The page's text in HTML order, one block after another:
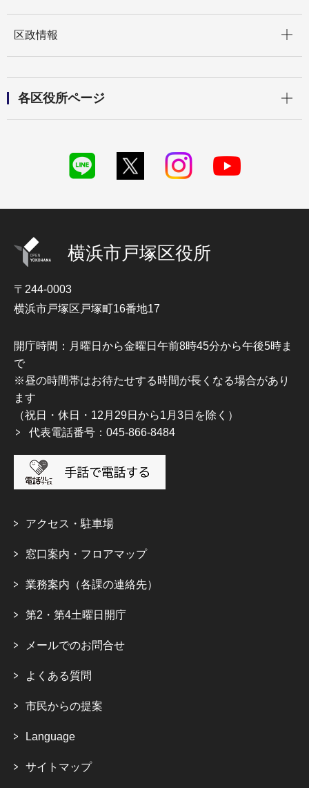
区政情報
各区役所ページ
横浜市戸塚区役所
〒244-0003
横浜市戸塚区戸塚町16番地17
開庁時間：月曜日から金曜日午前8時45分から午後5時ま
で
※昼の時間帯はお待たせする時間が長くなる場合があり
ます
（祝日・休日・12月29日から1月3日を除く）
代表電話番号：045-866-8484
アクセス・駐車場
窓口案内・フロアマップ
業務案内（各課の連絡先）
第2・第4土曜日開庁
メールでのお問合せ
よくある質問
市民からの提案
Language
サイトマップ